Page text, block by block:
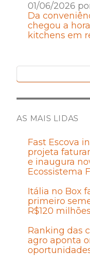
01/06/2026
Da
chegou a
kitchens em
AS MAIS LIDAS
Fast Escova
projeta
e inaugura
Ecossistema
Itália no Box
primeiro
R$120
Ranking das
agro aponta